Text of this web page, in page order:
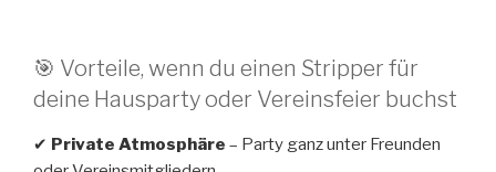
🎯 Vorteile, wenn du einen Stripper für
deine Hausparty oder Vereinsfeier buchst
✔ Private Atmosphäre – Party ganz unter Freunden